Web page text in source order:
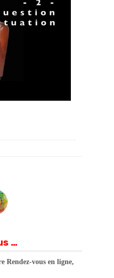
…
Rendez-vous en ligne,